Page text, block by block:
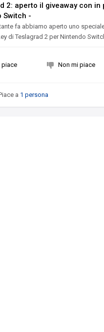
2: aperto il giveaway con in
Switch -
fa abbiamo aperto uno
di Teslagrad 2 per Nintendo
piace Non mi piace
a 1 persona